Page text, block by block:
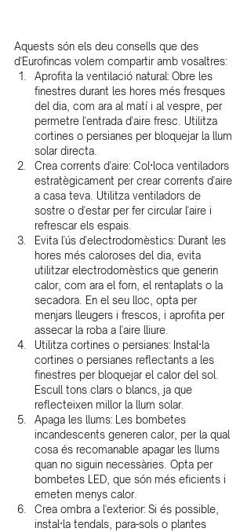
Aquests són els deu consells que des
d'Eurofincas volem compartir amb vosaltres:
Aprofita la ventilació natural: Obre les
finestres durant les hores més fresques
del dia, com ara al matí i al vespre, per
permetre l'entrada d'aire fresc. Utilitza
cortines o persianes per bloquejar la llum
solar directa.
Crea corrents d'aire: Col·loca ventiladors
estratègicament per crear corrents d'aire
a casa teva. Utilitza ventiladors de
sostre o d'estar per fer circular l'aire i
refrescar els espais.
Evita l'ús d'electrodomèstics: Durant les
hores més caloroses del dia, evita
utilitzar electrodomèstics que generin
calor, com ara el forn, el rentaplats o la
secadora. En el seu lloc, opta per
menjars lleugers i frescos, i aprofita per
assecar la roba a l'aire lliure.
Utilitza cortines o persianes: Instal·la
cortines o persianes reflectants a les
finestres per bloquejar el calor del sol.
Escull tons clars o blancs, ja que
reflecteixen millor la llum solar.
Apaga les llums: Les bombetes
incandescents generen calor, per la qual
cosa és recomanable apagar les llums
quan no siguin necessàries. Opta per
bombetes LED, que són més eficients i
emeten menys calor.
Crea ombra a l'exterior: Si és possible,
instal·la tendals, para-sols o plantes